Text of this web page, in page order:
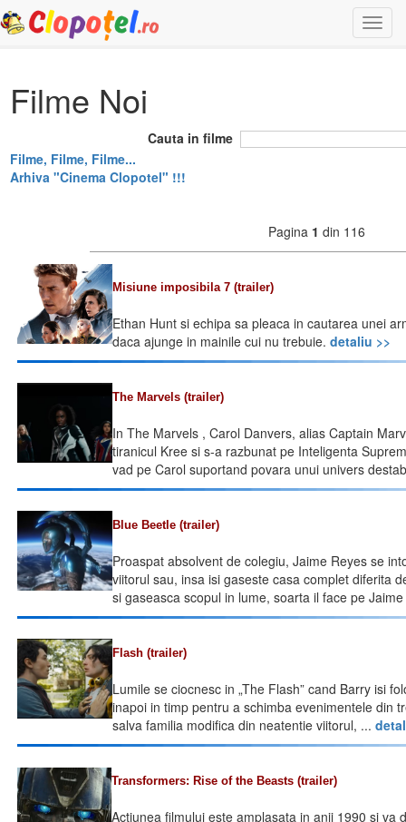
Filme Noi
Cauta in filme
Filme, Filme, Filme...
Arhiva "Cinema Clopotel" !!!
Pagina 1 din 116
Misiune imposibila 7 (trailer)
Ethan Hunt si echipa sa pleaca in cautarea unei
daca ajunge in mainile cui nu trebuie. detaliu >>
The Marvels (trailer)
In The Marvels , Carol Danvers, alias Captain
tiranicul Kree si s-a razbunat pe Inteligenta
vad pe Carol suportand povara unui univers
Blue Beetle (trailer)
Proaspat absolvent de colegiu, Jaime Reyes se
viitorul sau, insa isi gaseste casa complet diferita
si gaseasca scopul in lume, soarta il face pe
Flash (trailer)
Lumile se ciocnesc in „The Flash” cand Barry isi
inapoi in timp pentru a schimba evenimentele din
salva familia modifica din neatentie viitorul, ...
Transformers: Rise of the Beasts (trailer)
Actiunea filmului este amplasata in anii 1990 si va